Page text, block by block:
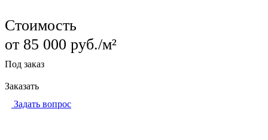
Стоимость
от 85 000 руб./м²
Под заказ
Заказать
Задать вопрос